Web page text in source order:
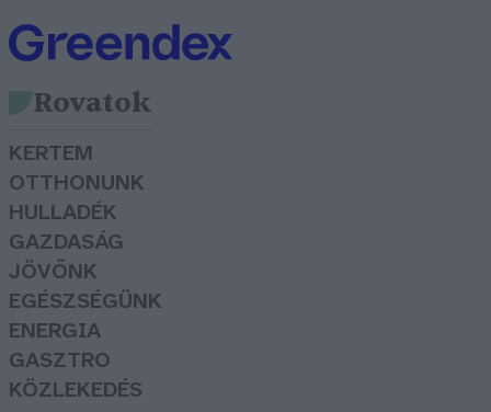
Rovatok
KERTEM
OTTHONUNK
HULLADÉK
GAZDASÁG
JÖVŐNK
EGÉSZSÉGÜNK
ENERGIA
GASZTRO
KÖZLEKEDÉS